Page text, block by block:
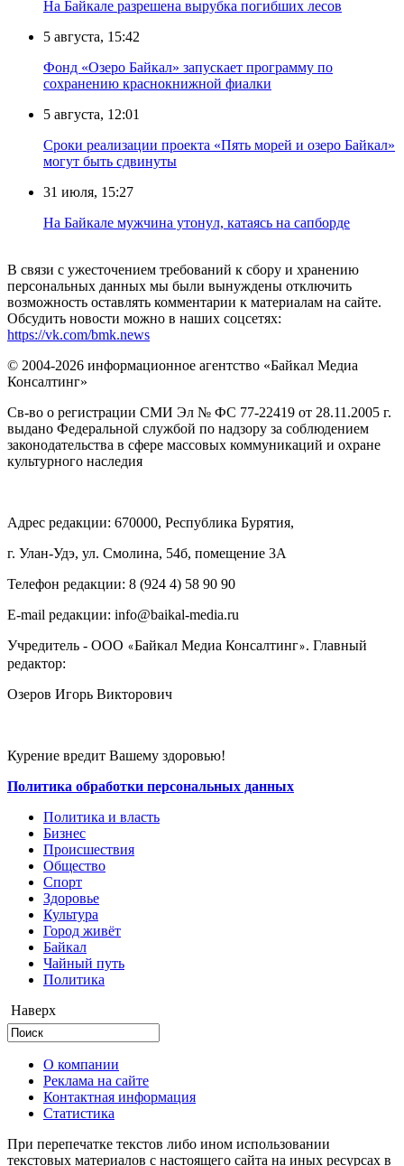
На Байкале разрешена вырубка погибших лесов
5 августа, 15:42
Фонд «Озеро Байкал» запускает программу по
сохранению краснокнижной фиалки
5 августа, 12:01
Сроки реализации проекта «Пять морей и озеро Байкал»
могут быть сдвинуты
31 июля, 15:27
Нa Бaйкaлe мyжчинa yтoнyл, кaтaяcь нa caпбopдe
В связи с ужесточением требований к сбору и хранению
персональных данных мы были вынуждены отключить
возможность оставлять комментарии к материалам на сайте.
Обсудить новости можно в наших соцсетях:
https://vk.com/bmk.news
© 2004-2026 информационное агентство «Байкал Медиа
Консалтинг»
Св-во о регистрации СМИ Эл № ФС 77-22419 от 28.11.2005 г.
выдано Федеральной службой по надзору за соблюдением
законодательства в сфере массовых коммуникаций и охране
культурного наследия
Адрес редакции: 670000, Республика Бурятия,
г. Улан-Удэ, ул. Смолина, 54б, помещение 3А
Телефон редакции: ‎‎8 (924 4) 58 90 90
E-mail редакции: info@baikal-media.ru
Учредитель - ООО «Байкал Медиа Консалтинг». Главный
редактор:
Озеров Игорь Викторович
Курение вредит Вашему здоровью!
Политика обработки персональных данных
Политика и власть
Бизнес
Происшествия
Общество
Cпорт
Здоровье
Культура
Город живёт
Байкал
Чайный путь
Политика
Наверх
О компании
Реклама на сайте
Контактная информация
Статистика
При перепечатке текстов либо ином использовании
текстовых материалов с настоящего сайта на иных ресурсах в